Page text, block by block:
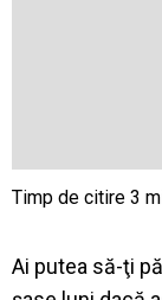
Ai putea să-ţi